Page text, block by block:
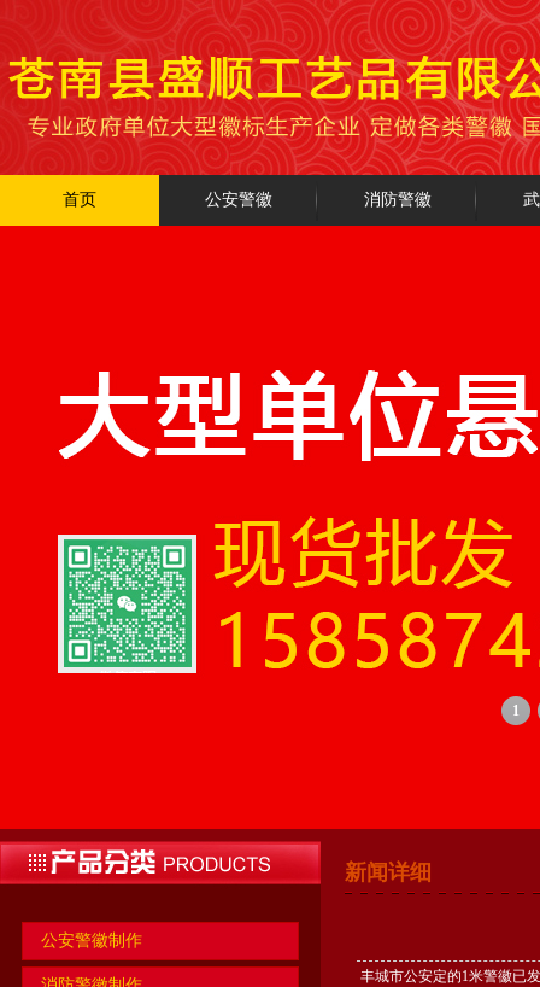
首页 公安警徽 消防警徽
1
公安警徽制作
新闻详细
丰城市公安定的1米警徽已